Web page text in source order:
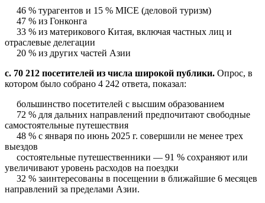
46 % турагентов и 15 % MICE (деловой туризм)
47 % из Гонконга
33 % из материкового Китая, включая частных лиц и
отраслевые делегации
20 % из других частей Азии
c. 70 212 посетителей из числа широкой публики. Опрос, в
котором было собрано 4 242 ответа, показал:
большинство посетителей с высшим образованием
72 % для дальних направлений предпочитают свободные
самостоятельные путешествия
48 % с января по июнь 2025 г. совершили не менее трех
выездов
состоятельные путешественники — 91 % сохраняют или
увеличивают уровень расходов на поездки
32 % заинтересованы в посещении в ближайшие 6 месяцев
направлений за пределами Азии.